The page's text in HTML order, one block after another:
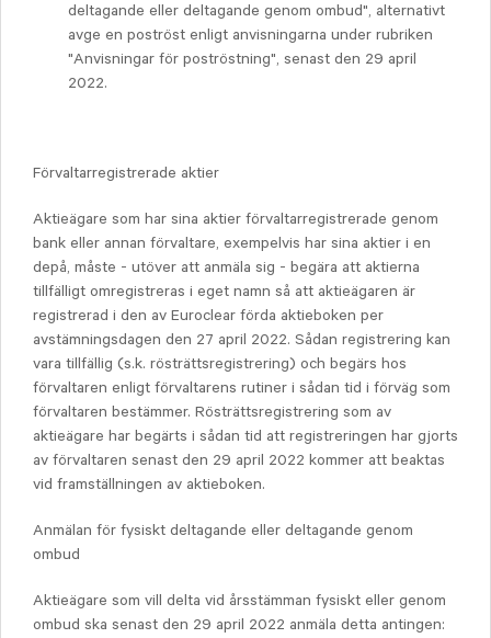
deltagande eller deltagande genom ombud", alternativt
avge en poströst enligt anvisningarna under rubriken
"Anvisningar för poströstning", senast den 29 april
2022.
Förvaltarregistrerade aktier
Aktieägare som har sina aktier förvaltarregistrerade genom
bank eller annan förvaltare, exempelvis har sina aktier i en
depå, måste - utöver att anmäla sig - begära att aktierna
tillfälligt omregistreras i eget namn så att aktieägaren är
registrerad i den av Euroclear förda aktieboken per
avstämningsdagen den 27 april 2022. Sådan registrering kan
vara tillfällig (s.k. rösträttsregistrering) och begärs hos
förvaltaren enligt förvaltarens rutiner i sådan tid i förväg som
förvaltaren bestämmer. Rösträttsregistrering som av
aktieägare har begärts i sådan tid att registreringen har gjorts
av förvaltaren senast den 29 april 2022 kommer att beaktas
vid framställningen av aktieboken.
Anmälan för fysiskt deltagande eller deltagande genom
ombud
Aktieägare som vill delta vid årsstämman fysiskt eller genom
ombud ska senast den 29 april 2022 anmäla detta antingen: